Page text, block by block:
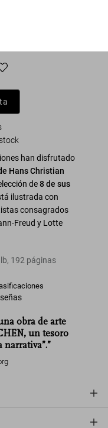
Christian
han disfrutado
Hans Christian
de8 de sus
ilustrada con
consagrados
Freud y Lotte
, 192 páginas
obra de arte
un tesoro